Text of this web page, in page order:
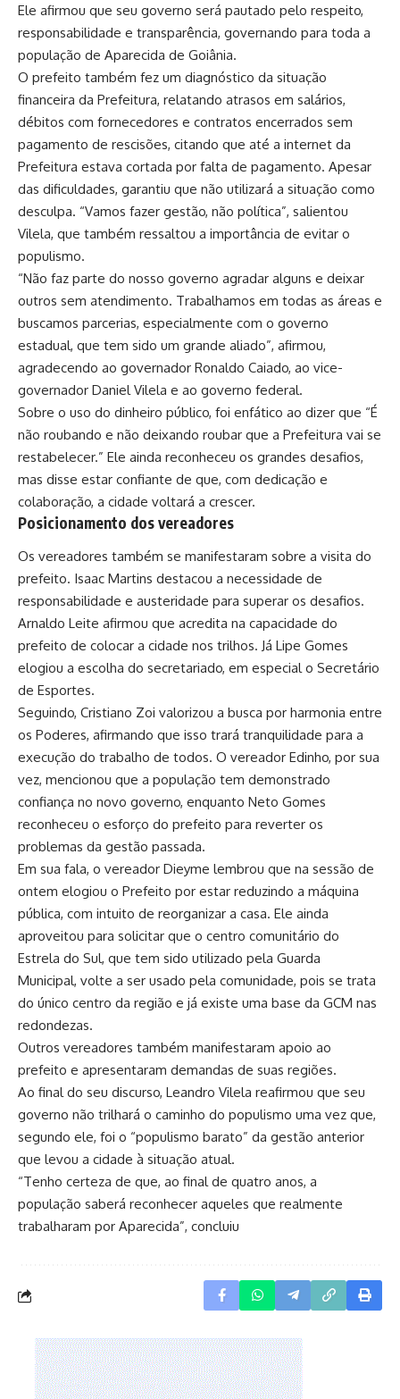
Ele afirmou que seu governo será pautado pelo respeito,
responsabilidade e transparência, governando para toda a
população de Aparecida de Goiânia.
O prefeito também fez um diagnóstico da situação
financeira da Prefeitura, relatando atrasos em salários,
débitos com fornecedores e contratos encerrados sem
pagamento de rescisões, citando que até a internet da
Prefeitura estava cortada por falta de pagamento. Apesar
das dificuldades, garantiu que não utilizará a situação como
desculpa. “Vamos fazer gestão, não política”, salientou
Vilela, que também ressaltou a importância de evitar o
populismo.
“Não faz parte do nosso governo agradar alguns e deixar
outros sem atendimento. Trabalhamos em todas as áreas e
buscamos parcerias, especialmente com o governo
estadual, que tem sido um grande aliado”, afirmou,
agradecendo ao governador Ronaldo Caiado, ao vice-
governador Daniel Vilela e ao governo federal.
Sobre o uso do dinheiro público, foi enfático ao dizer que “É
não roubando e não deixando roubar que a Prefeitura vai se
restabelecer.” Ele ainda reconheceu os grandes desafios,
mas disse estar confiante de que, com dedicação e
colaboração, a cidade voltará a crescer.
Posicionamento dos vereadores
Os vereadores também se manifestaram sobre a visita do
prefeito. Isaac Martins destacou a necessidade de
responsabilidade e austeridade para superar os desafios.
Arnaldo Leite afirmou que acredita na capacidade do
prefeito de colocar a cidade nos trilhos. Já Lipe Gomes
elogiou a escolha do secretariado, em especial o Secretário
de Esportes.
Seguindo, Cristiano Zoi valorizou a busca por harmonia entre
os Poderes, afirmando que isso trará tranquilidade para a
execução do trabalho de todos. O vereador Edinho, por sua
vez, mencionou que a população tem demonstrado
confiança no novo governo, enquanto Neto Gomes
reconheceu o esforço do prefeito para reverter os
problemas da gestão passada.
Em sua fala, o vereador Dieyme lembrou que na sessão de
ontem elogiou o Prefeito por estar reduzindo a máquina
pública, com intuito de reorganizar a casa. Ele ainda
aproveitou para solicitar que o centro comunitário do
Estrela do Sul, que tem sido utilizado pela Guarda
Municipal, volte a ser usado pela comunidade, pois se trata
do único centro da região e já existe uma base da GCM nas
redondezas.
Outros vereadores também manifestaram apoio ao
prefeito e apresentaram demandas de suas regiões.
Ao final do seu discurso, Leandro Vilela reafirmou que seu
governo não trilhará o caminho do populismo uma vez que,
segundo ele, foi o “populismo barato” da gestão anterior
que levou a cidade à situação atual.
“Tenho certeza de que, ao final de quatro anos, a
população saberá reconhecer aqueles que realmente
trabalharam por Aparecida”, concluiu